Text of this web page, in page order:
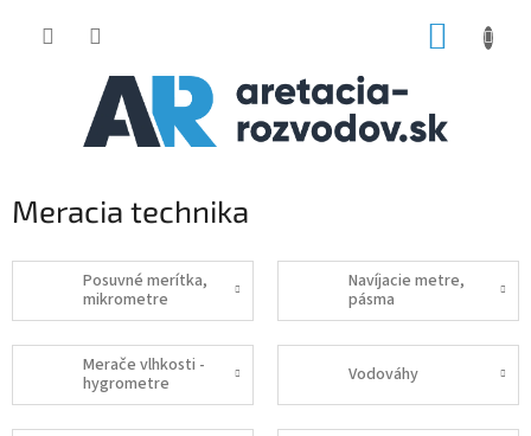
Meracia technika
Posuvné merítka,
mikrometre
Navíjacie metre,
pásma
Merače vlhkosti -
hygrometre
Vodováhy